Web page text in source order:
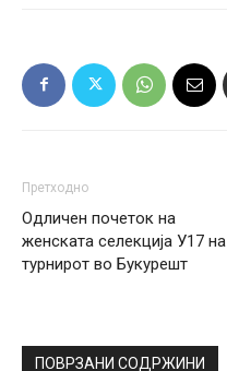
Претходно
Одличен почеток на
женската селекција У17 на
турнирот во Букурешт
ПОВРЗАНИ СОДРЖИНИ